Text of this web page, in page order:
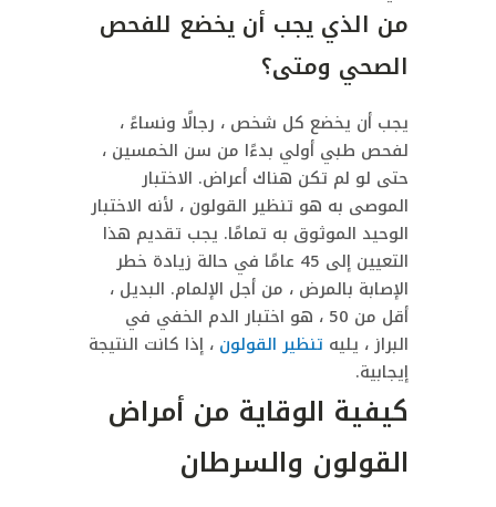
من الذي يجب أن يخضع للفحص
الصحي ومتى؟
يجب أن يخضع كل شخص ، رجالًا ونساءً ،
لفحص طبي أولي بدءًا من سن الخمسين ،
حتى لو لم تكن هناك أعراض. الاختبار
الموصى به هو تنظير القولون ، لأنه الاختبار
الوحيد الموثوق به تمامًا. يجب تقديم هذا
التعيين إلى 45 عامًا في حالة زيادة خطر
الإصابة بالمرض ، من أجل الإلمام. البديل ،
أقل من 50 ، هو اختبار الدم الخفي في
البراز ، يليه تنظير القولون ، إذا كانت النتيجة
إيجابية.
كيفية الوقاية من أمراض
القولون والسرطان